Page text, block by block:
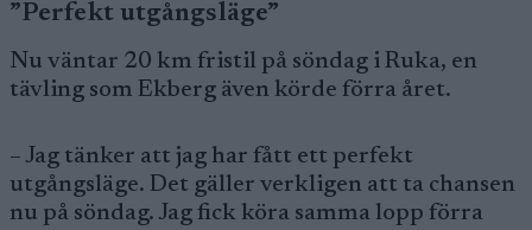
”Perfekt utgångsläge”
Nu väntar 20 km fristil på söndag i Ruka, en
tävling som Ekberg även körde förra året.
– Jag tänker att jag har fått ett perfekt
utgångsläge. Det gäller verkligen att ta chansen
nu på söndag. Jag fick köra samma lopp förra